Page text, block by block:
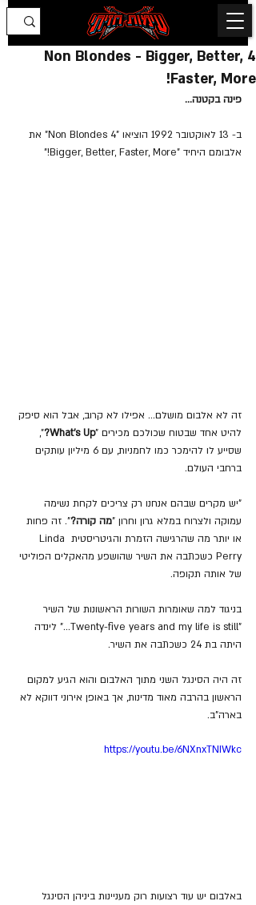
4 Non Blondes - Bigger, Better,
Faster, More!
פינה בקטנה...
ב- 13 לאוקטובר 1992 הוציאו "4 Non Blondes" את
אלבומם היחיד "Bigger, Better, Faster, More!"
זה לא אלבום מושלם... אפילו לא קרוב, אבל הוא סיפק
להיט אחד שבטוח שכולכם מכירים "What's Up?
",
שסייע לו להימכר כמו לחמניות, עם 6 מיליון עותקים
ברחבי העולם.
"יש מקרים שבהם אנחנו רק צריכים לקחת נשימה
עמוקה ולצרוח במלא גרון וחרון "מה קורה?". זה פחות
או יותר מה שהרגישה הזמרת והגיטריסטית Linda
Perry כשכתבה את השיר שהושפע מהאקלים הפוליטי
של אותה תקופה.
בניגוד למה שאומרות השורות הראשונות של השיר
"Twenty-five years and my life is still..." לינדה
היתה בת 24 כשכתבה את השיר.
זה היה הסינגל השני מתוך האלבום והוא הגיע למקום
הראשון בהרבה מאוד מדינות, אך באופן אירוני דווקא לא
בארה"ב.
https://youtu.be/6NXnxTNIWkc
באלבום יש עוד רצועות רוק מעניינות ביניהן הסינגל